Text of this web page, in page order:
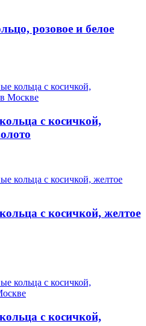
розовое и белое
с косичкой,
с косичкой, желтое
с косичкой,